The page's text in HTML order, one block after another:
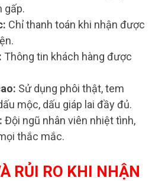
gấp.
Chỉ thanh toán khi nhận được
Thông tin khách hàng được
Sử dụng phôi thật, tem
mộc, dấu giáp lai đầy đủ.
Đội ngũ nhân viên nhiệt tình,
thắc mắc.
RỦI RO KHI NHẬN